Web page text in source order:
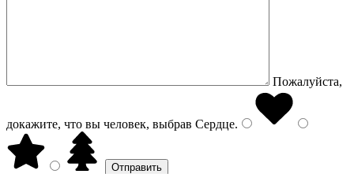
Пожалуйста,
докажите, что вы человек, выбрав Сердце.